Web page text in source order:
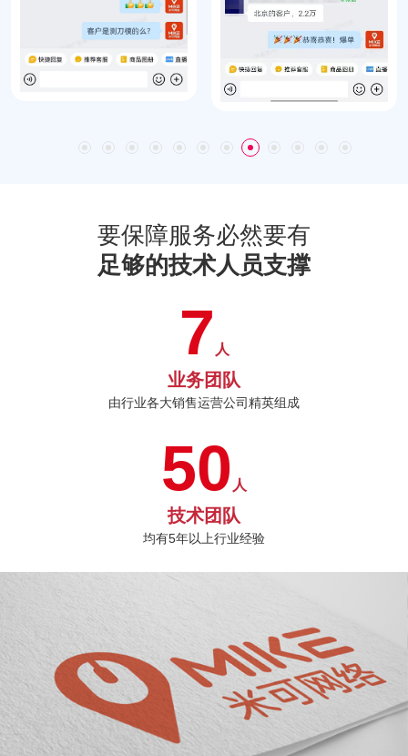
要保障服务必然要有
足够的技术人员支撑
7 人
业务团队
由行业各大销售运营公司精英组成
50 人
技术团队
均有5年以上行业经验